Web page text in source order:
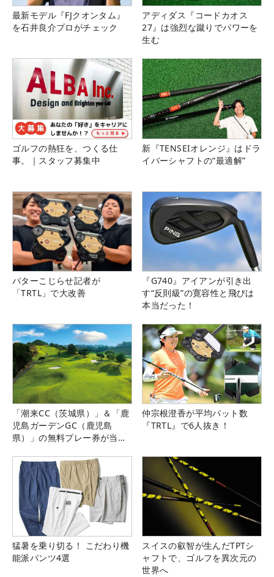
最新モデル『FJクオンタム』
を石井良介プロがチェック
アディダス『コードカオス
27』は強烈な蹴りでパワーを
生む
ゴルフの熱狂を、つくる仕
事。｜スタッフ募集中
新『TENSEIオレンジ』はドラ
イバーシャフトの“最適解”
パターこじらせ記者が
「TRTL」で大改善
『G740』アイアンが引き出
す“反則級”の寛容性と飛びは
本当だった！
「潮来CC（茨城県）」＆「鹿
児島ガーデンGC（鹿児島
県）」の無料プレー券が当た
仲宗根澄香が平均パット数
『TRTL』で6人抜き！
猛暑を乗り切る！ こだわり機
能派パンツ4選
スイスの叡智が生んだTPTシ
ャフトで、ゴルフを異次元の
世界へ